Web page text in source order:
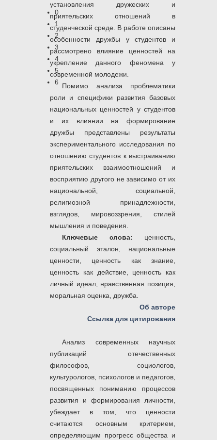
0
1
2
3
4
5
6
установления дружеских и
приятельских отношений в
студенческой среде. В работе описаны
особенности дружбы у студентов и
рассмотрено влияние ценностей на
укрепление данного феномена у
современной молодежи.
Помимо анализа проблематики
роли и специфики развития базовых
национальных ценностей у студентов
и их влиянии на формирование
дружбы представлены результаты
экспериментального исследования по
отношению студентов к выстраиванию
приятельских взаимоотношений и
восприятию другого не зависимо от их
национальной, социальной,
религиозной принадлежности,
взглядов, мировоззрения, стилей
мышления и поведения.
Ключевые слова: ценность,
социальный эталон, национальные
ценности, ценность как знание,
ценность как действие, ценность как
личный идеал, нравственная позиция,
моральная оценка, дружба.
Об авторе
Ссылка для цитирования
Анализ современных научных
публикаций отечественных
философов, социологов,
культурологов, психологов и педагогов,
посвященных пониманию процессов
развития и формирования личности,
убеждает в том, что ценности
считаются основным критерием,
определяющим прогресс общества и